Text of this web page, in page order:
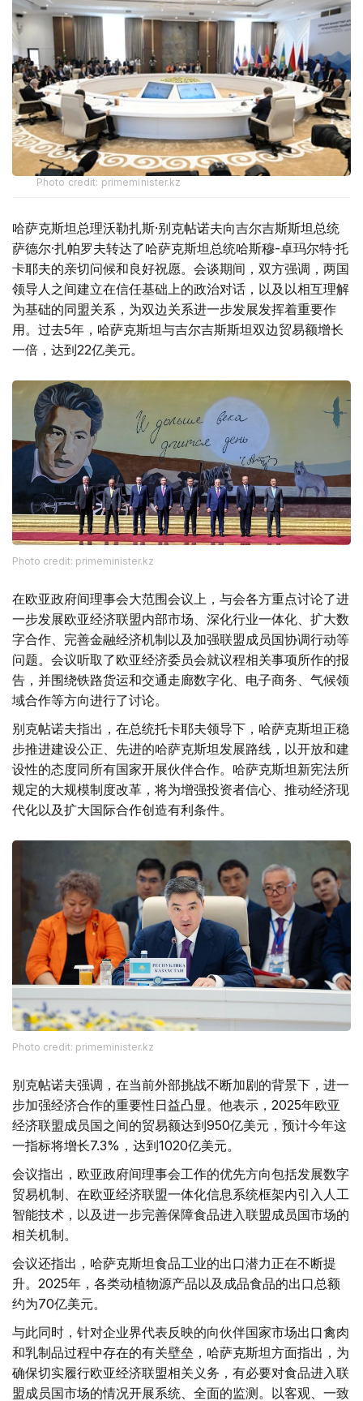
Photo credit: primeminister.kz
哈萨克斯坦总理沃勒扎斯·别克帖诺夫向吉尔吉斯斯坦总统
萨德尔·扎帕罗夫转达了哈萨克斯坦总统哈斯穆-卓玛尔特·托
卡耶夫的亲切问候和良好祝愿。会谈期间，双方强调，两国
领导人之间建立在信任基础上的政治对话，以及以相互理解
为基础的同盟关系，为双边关系进一步发展发挥着重要作
用。过去5年，哈萨克斯坦与吉尔吉斯斯坦双边贸易额增长
一倍，达到22亿美元。
Photo credit: primeminister.kz
在欧亚政府间理事会大范围会议上，与会各方重点讨论了进
一步发展欧亚经济联盟内部市场、深化行业一体化、扩大数
字合作、完善金融经济机制以及加强联盟成员国协调行动等
问题。会议听取了欧亚经济委员会就议程相关事项所作的报
告，并围绕铁路货运和交通走廊数字化、电子商务、气候领
域合作等方向进行了讨论。
别克帖诺夫指出，在总统托卡耶夫领导下，哈萨克斯坦正稳
步推进建设公正、先进的哈萨克斯坦发展路线，以开放和建
设性的态度同所有国家开展伙伴合作。哈萨克斯坦新宪法所
规定的大规模制度改革，将为增强投资者信心、推动经济现
代化以及扩大国际合作创造有利条件。
Photo credit: primeminister.kz
别克帖诺夫强调，在当前外部挑战不断加剧的背景下，进一
步加强经济合作的重要性日益凸显。他表示，2025年欧亚
经济联盟成员国之间的贸易额达到950亿美元，预计今年这
一指标将增长7.3%，达到1020亿美元。
会议指出，欧亚政府间理事会工作的优先方向包括发展数字
贸易机制、在欧亚经济联盟一体化信息系统框架内引入人工
智能技术，以及进一步完善保障食品进入联盟成员国市场的
相关机制。
会议还指出，哈萨克斯坦食品工业的出口潜力正在不断提
升。2025年，各类动植物源产品以及成品食品的出口总额
约为70亿美元。
与此同时，针对企业界代表反映的向伙伴国家市场出口禽肉
和乳制品过程中存在的有关壁垒，哈萨克斯坦方面指出，为
确保切实履行欧亚经济联盟相关义务，有必要对食品进入联
盟成员国市场的情况开展系统、全面的监测。以客观、一致